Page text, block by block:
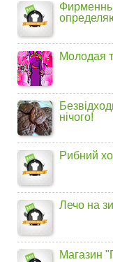
Молодая
нічого!
Рибний
Лечо на
Магазин